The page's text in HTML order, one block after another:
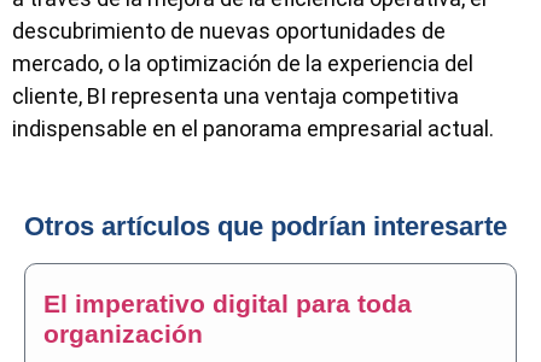
descubrimiento de nuevas oportunidades de
mercado, o la optimización de la experiencia del
cliente, BI representa una ventaja competitiva
indispensable en el panorama empresarial actual.
Otros artículos que podrían interesarte
El imperativo digital para toda
organización